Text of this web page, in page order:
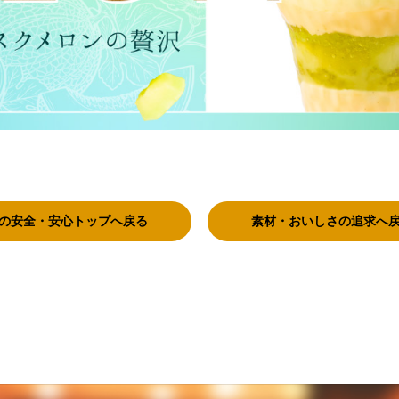
安全・安心トップへ戻る 素材・おいしさの追求へ